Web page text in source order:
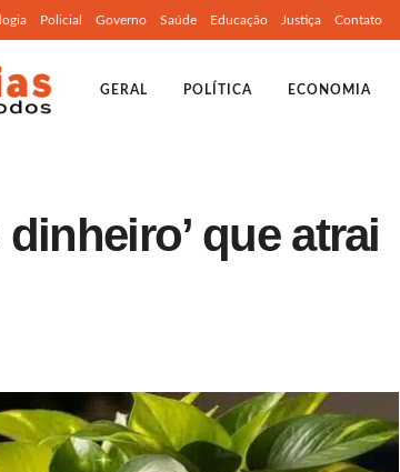
Policial Governo Saúde Educação Justiça Contato
GERAL POLÍTICA ECONOMIA
que atrai